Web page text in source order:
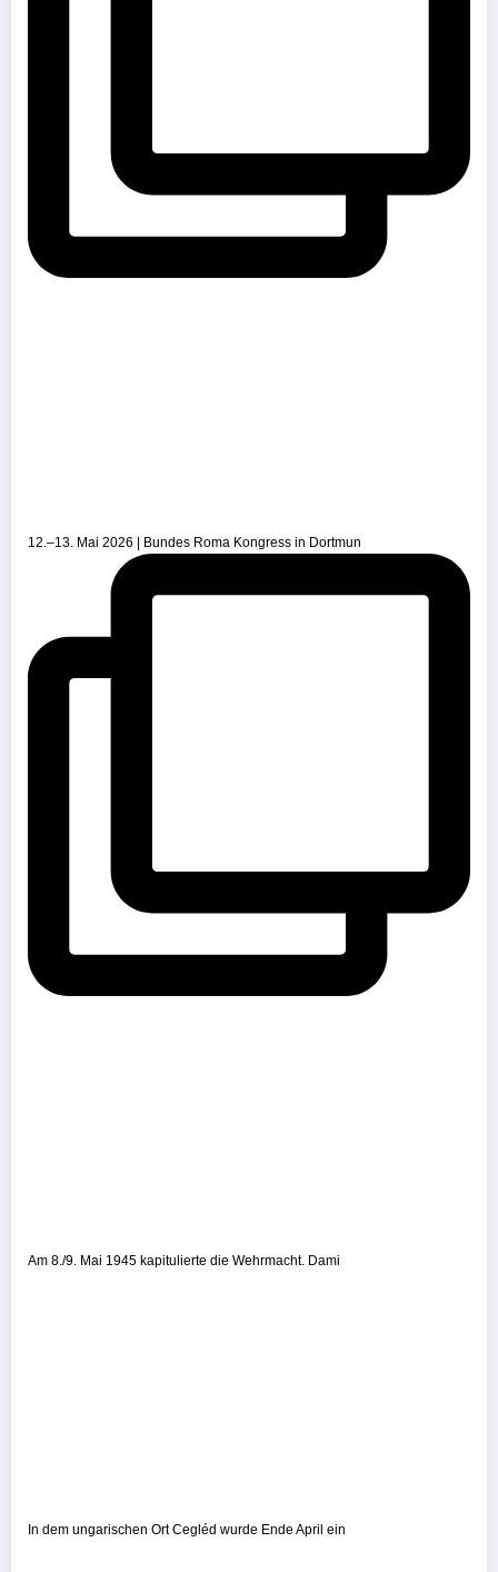
12.–13. Mai 2026 | Bundes Roma Kongress in Dortmun
Am 8./9. Mai 1945 kapitulierte die Wehrmacht. Dami
In dem ungarischen Ort Cegléd wurde Ende April ein